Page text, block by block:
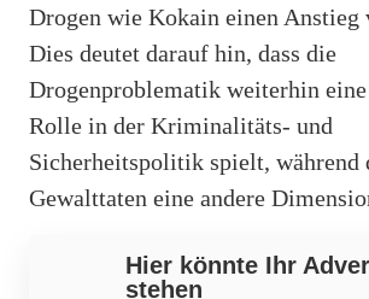
Drogen wie Kokain einen Anstieg
Dies deutet darauf hin, dass die
Drogenproblematik weiterhin
Rolle in der Kriminalitäts- und
Sicherheitspolitik spielt, während
Gewalttaten eine andere
Hier könnte Ihr
stehen